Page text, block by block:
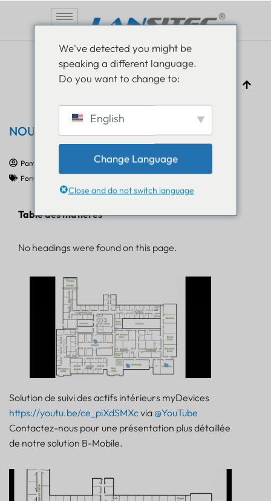
NOUVEAU Suivi des actifs intérieurs
Pam Luthra
9 octobre 2020
Formation sur l'Internet des objets
Table des matières
No headings were found on this page.
Solution de suivi des actifs intérieurs myDevices
https://youtu.be/ce_piXdSMXcvia @YouTube
Contactez-nous pour une présentation plus détaillée
de notre solution B-Mobile.
We've detected you might be
speaking a different language.
Do you want to change to:
English
Change Language
Close and do not switch language